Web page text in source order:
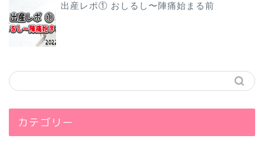
出産レポ① おしるし〜陣痛始まる前
カテゴリー